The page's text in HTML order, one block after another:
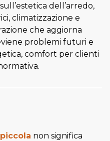
dell’arredo,
climatizzazione e
che aggiorna
problemi futuri e
comfort per clienti
non significa